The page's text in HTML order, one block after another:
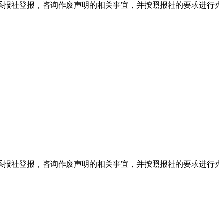
社登报，咨询作废声明的相关事宜，并按照报社的要求进
社登报，咨询作废声明的相关事宜，并按照报社的要求进